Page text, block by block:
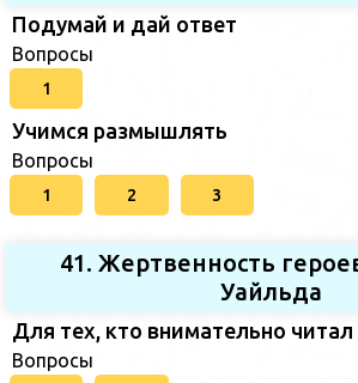
Подумай и дай ответ
Вопросы
1
Учимся размышлять
Вопросы
1 2 3
41. Жертвенность
Уайльда
Для тех, кто внимательно читал
Вопросы